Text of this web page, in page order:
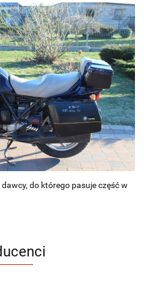
do którego pasuje część w